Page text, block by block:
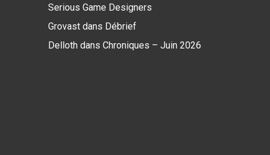
Serious Game Designers
Grovast dans Débrief
Delloth dans Chroniques – Juin 2026